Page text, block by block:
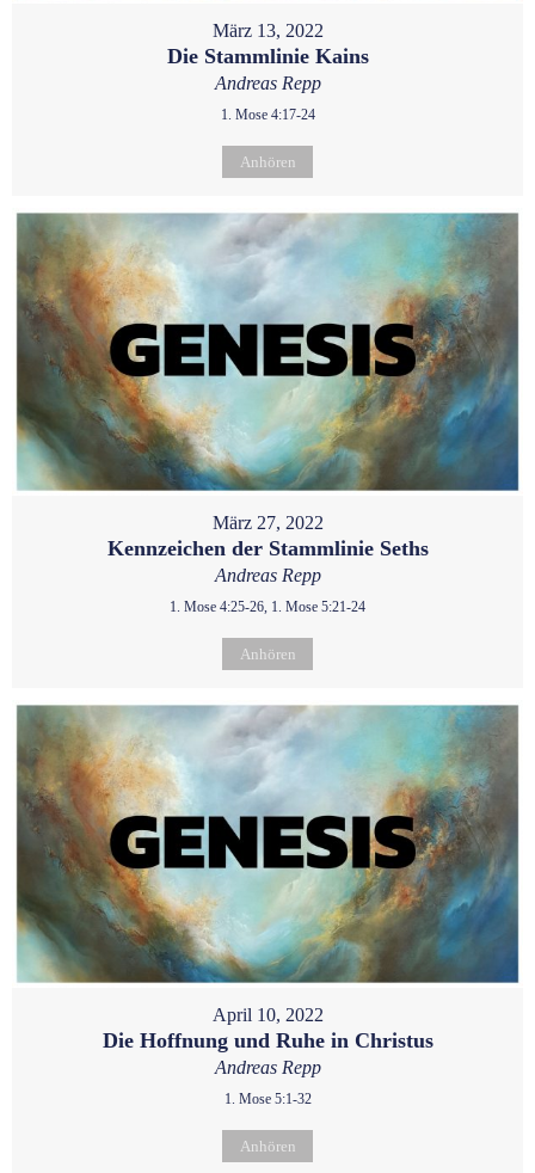
März 13, 2022
Die Stammlinie Kains
Andreas Repp
1. Mose 4:17-24
Anhören
März 27, 2022
Kennzeichen der Stammlinie Seths
Andreas Repp
1. Mose 4:25-26, 1. Mose 5:21-24
Anhören
April 10, 2022
Die Hoffnung und Ruhe in Christus
Andreas Repp
1. Mose 5:1-32
Anhören